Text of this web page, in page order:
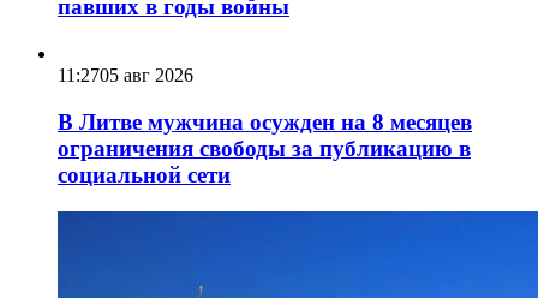
павших в годы войны
11:2705 авг 2026
В Литве мужчина осужден на 8 месяцев
ограничения свободы за публикацию в
социальной сети